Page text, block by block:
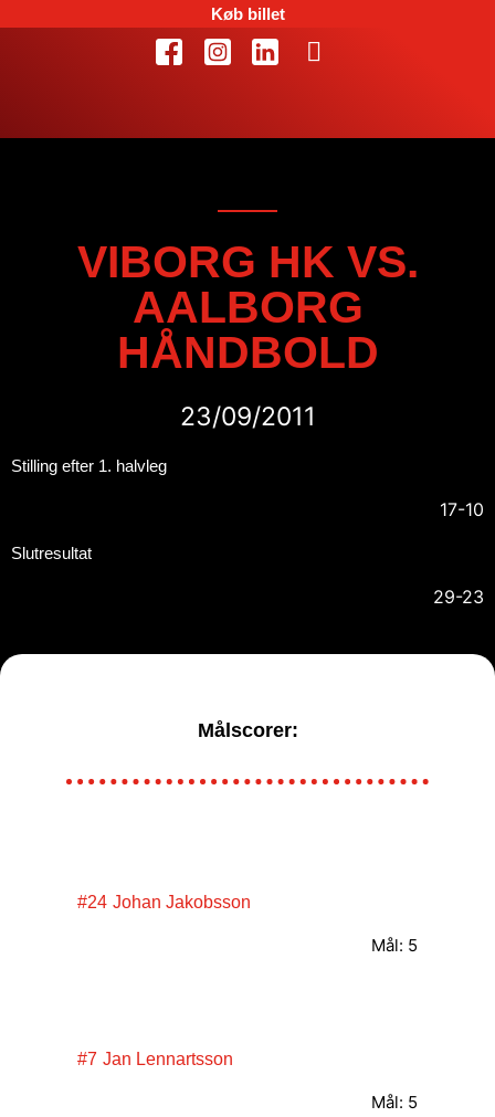
Køb billet
VIBORG HK VS.
AALBORG
HÅNDBOLD
23/09/2011
Stilling efter 1. halvleg
17-10
Slutresultat
29-23
Målscorer:
#24 Johan Jakobsson
Mål: 5
#7 Jan Lennartsson
Mål: 5